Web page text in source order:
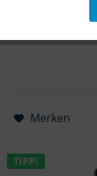
Merken
TIPP!